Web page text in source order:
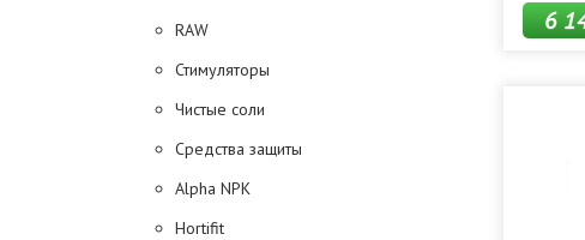
RAW
Стимуляторы
Чистые соли
Средства защиты
Alpha NPK
Hortifit
6